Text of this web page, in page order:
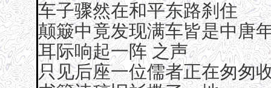
车子骤然在和平东路刹住
颠簸中竟发现满车皆是中唐
耳际响起一阵 之声
只见后座一位儒者正在匆匆